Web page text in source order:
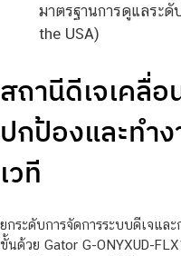
มาตรฐานการดูแลระดั
the USA)
สถานีดีเจเคลื่
ปกป้องและทำ
เวที
ยกระดับการจัดการระบบดีเจแ
ขั้นด้วย Gator G-ONYXUD-